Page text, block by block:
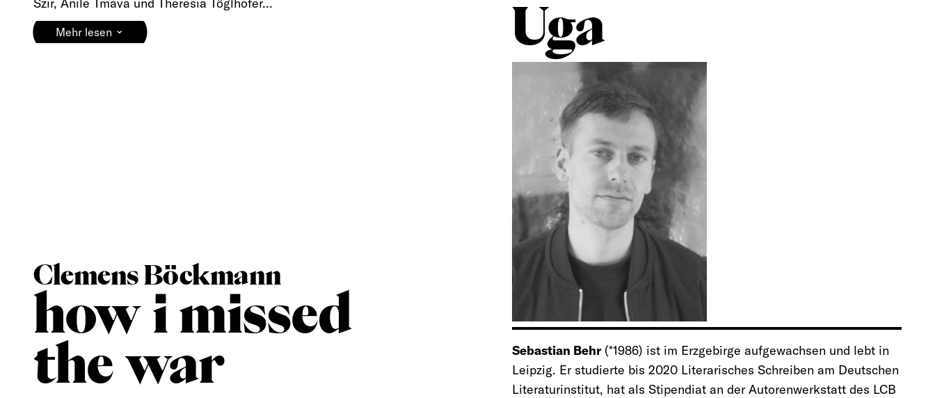
Mehr lesen ⌄ Uga
Sebastian Behr(*1986) ist im Erzgebirge aufgewachsen und lebt in
Leipzig. Er studierte bis 2020 Literarisches Schreiben am Deutschen
Literaturinstitut, hat als Stipendiat an der Autorenwerkstatt des LCB
Clemens Böckmann
how i missed
the war